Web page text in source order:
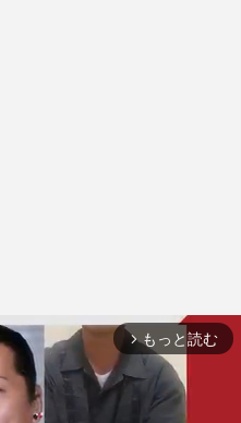
arrow_forward_ios もっと読む